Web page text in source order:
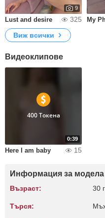
9
Lust and desire 325 My
Виж всички
Видеоклипове
0:39
400 Токена
Here I am baby 15
Информация за модела
Възраст: 30
Търся: